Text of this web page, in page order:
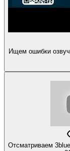
Ищем ошибки
Отсматриваем